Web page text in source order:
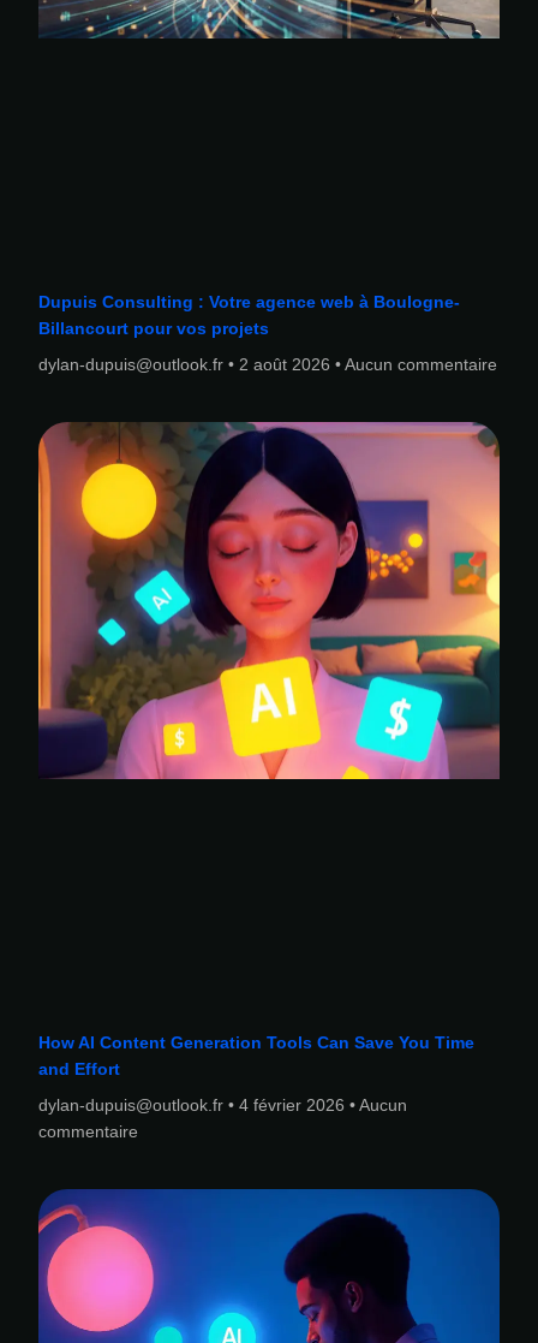
Dupuis Consulting : Votre agence web à Boulogne-
Billancourt pour vos projets
dylan-dupuis@outlook.fr
2 août 2026 Aucun commentaire
How AI Content Generation Tools Can Save You Time
and Effort
dylan-dupuis@outlook.fr
4 février 2026
Aucun
commentaire